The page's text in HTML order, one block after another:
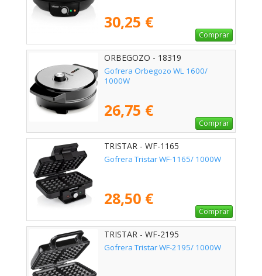
30,25 €
Comprar
ORBEGOZO - 18319
Gofrera Orbegozo WL 1600/
1000W
26,75 €
Comprar
TRISTAR - WF-1165
Gofrera Tristar WF-1165/ 1000W
28,50 €
Comprar
TRISTAR - WF-2195
Gofrera Tristar WF-2195/ 1000W